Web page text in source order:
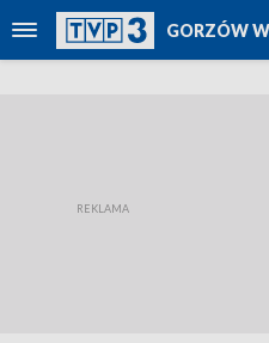
GORZÓW